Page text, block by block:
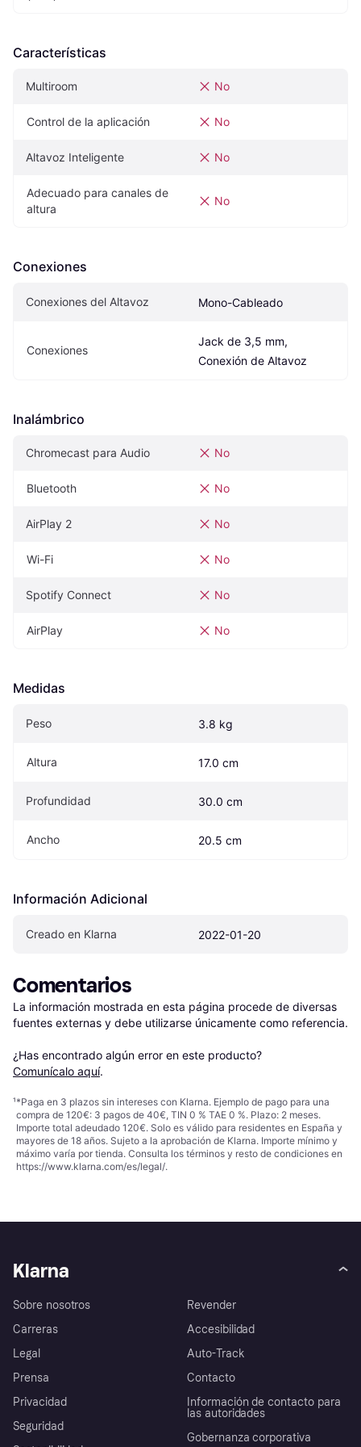
Características
Multiroom No
Control de la aplicación No
Altavoz Inteligente No
Adecuado para canales de
altura
No
Conexiones
Conexiones del Altavoz Mono-Cableado
Conexiones
Jack de 3,5 mm,
Conexión de Altavoz
Inalámbrico
Chromecast para Audio No
Bluetooth No
AirPlay 2 No
Wi-Fi No
Spotify Connect No
AirPlay No
Medidas
Peso 3.8 kg
Altura 17.0 cm
Profundidad 30.0 cm
Ancho 20.5 cm
Información Adicional
Creado en Klarna 2022-01-20
Comentarios
La información mostrada en esta página procede de diversas
fuentes externas y debe utilizarse únicamente como referencia.
¿Has encontrado algún error en este producto?
Comunícalo aquí.
¹*Paga en 3 plazos sin intereses con Klarna. Ejemplo de pago para una
compra de 120€: 3 pagos de 40€, TIN 0 % TAE 0 %. Plazo: 2 meses.
Importe total adeudado 120€. Solo es válido para residentes en España y
mayores de 18 años. Sujeto a la aprobación de Klarna. Importe mínimo y
máximo varía por tienda. Consulta los términos y resto de condiciones en
https://www.klarna.com/es/legal/.
Klarna
Sobre nosotros
Carreras
Legal
Prensa
Privacidad
Seguridad
Revender
Accesibilidad
Auto-Track
Contacto
Información de contacto para
las autoridades
Gobernanza corporativa